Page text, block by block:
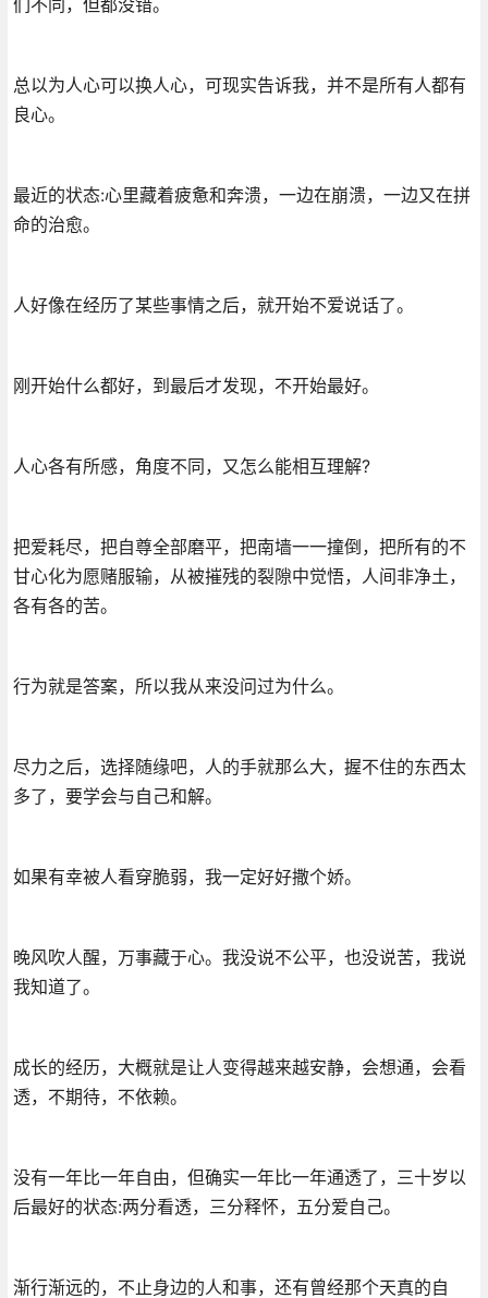
总以为人心可以换人心，可现实告诉我，并不是所有人都有
良心。
最近的状态:心里藏着疲惫和奔溃，一边在崩溃，一边又在拼
命的治愈。
人好像在经历了某些事情之后，就开始不爱说话了。
刚开始什么都好，到最后才发现，不开始最好。
人心各有所感，角度不同，又怎么能相互理解?
把爱耗尽，把自尊全部磨平，把南墙一一撞倒，把所有的不
甘心化为愿赌服输，从被摧残的裂隙中觉悟，人间非净土，
各有各的苦。
行为就是答案，所以我从来没问过为什么。
尽力之后，选择随缘吧，人的手就那么大，握不住的东西太
多了，要学会与自己和解。
如果有幸被人看穿脆弱，我一定好好撒个娇。
晚风吹人醒，万事藏于心。我没说不公平，也没说苦，我说
我知道了。
成长的经历，大概就是让人变得越来越安静，会想通，会看
透，不期待，不依赖。
没有一年比一年自由，但确实一年比一年通透了，三十岁以
后最好的状态:两分看透，三分释怀，五分爱自己。
渐行渐远的，不止身边的人和事，还有曾经那个天真的自